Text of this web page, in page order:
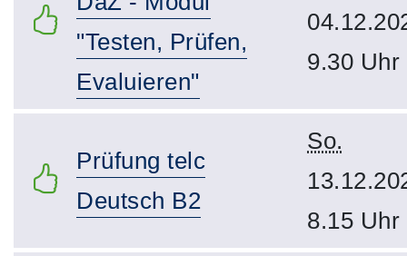
"Testen, Prüfen,
Evaluieren"
9.30 Uhr
Prüfung telc
Deutsch B2
So.
8.15 Uhr